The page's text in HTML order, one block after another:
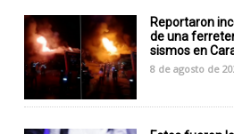
Reportaron
de una
sismos en
8 de agosto de